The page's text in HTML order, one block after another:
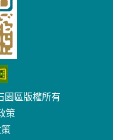
園區版權所有
策